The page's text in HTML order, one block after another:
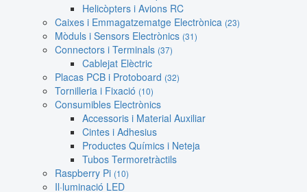
Helicòpters i Avions RC
Caixes i Emmagatzematge Electrònica (23)
Mòduls i Sensors Electrònics (31)
Connectors i Terminals (37)
Cablejat Elèctric
Placas PCB i Protoboard (32)
Tornilleria i Fixació (10)
Consumibles Electrònics
Accessoris i Material Auxiliar
Cintes i Adhesius
Productes Químics i Neteja
Tubos Termoretràctils
Raspberry Pi (10)
Il·luminació LED